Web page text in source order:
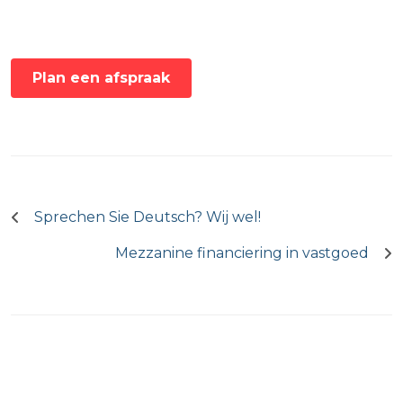
Plan een afspraak
Sprechen Sie Deutsch? Wij wel!
Mezzanine financiering in vastgoed